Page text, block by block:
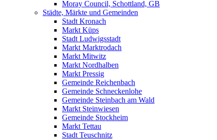
Moray Council, Schottland, GB
Städte, Märkte und Gemeinden
Stadt Kronach
Markt Küps
Stadt Ludwigsstadt
Markt Marktrodach
Markt Mitwitz
Markt Nordhalben
Markt Pressig
Gemeinde Reichenbach
Gemeinde Schneckenlohe
Gemeinde Steinbach am Wald
Markt Steinwiesen
Gemeinde Stockheim
Markt Tettau
Stadt Teuschnitz